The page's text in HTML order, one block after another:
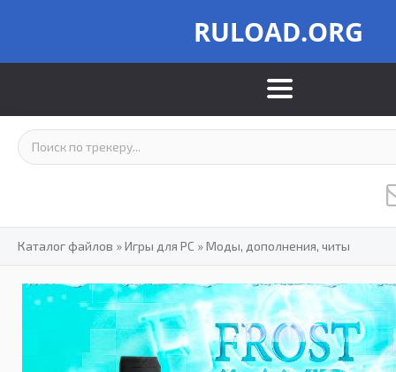
RULOAD.ORG
Каталог файлов »Игры для PC »Моды, дополнения, читы